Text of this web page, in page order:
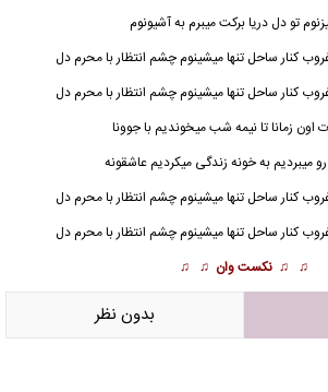
تو دل دریا برکت میبرم به آشیونوم
کنار ساحل تنها میشینوم چشم انتظار با محرم دل
کنار ساحل تنها میشینوم چشم انتظار با محرم دل
اون زمانا تا نیمه شب میخوندیم با جوونا
میبردیم به خونه زندگی میکردیم عاشقونه
کنار ساحل تنها میشینوم چشم انتظار با محرم دل
کنار ساحل تنها میشینوم چشم انتظار با محرم دل
♫ ♫ نکست وان ♫ ♫
بدون نظر